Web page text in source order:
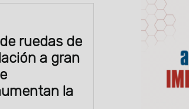
ruedas de
a gran
la